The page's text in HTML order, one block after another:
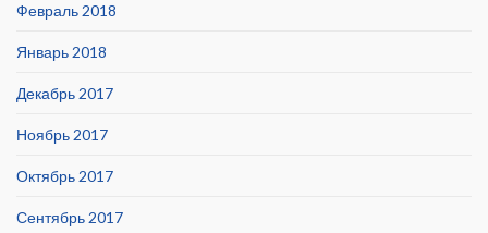
Февраль 2018
Январь 2018
Декабрь 2017
Ноябрь 2017
Октябрь 2017
Сентябрь 2017